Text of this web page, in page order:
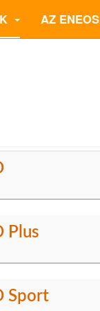
AZ ENEOS
Plus
Sport